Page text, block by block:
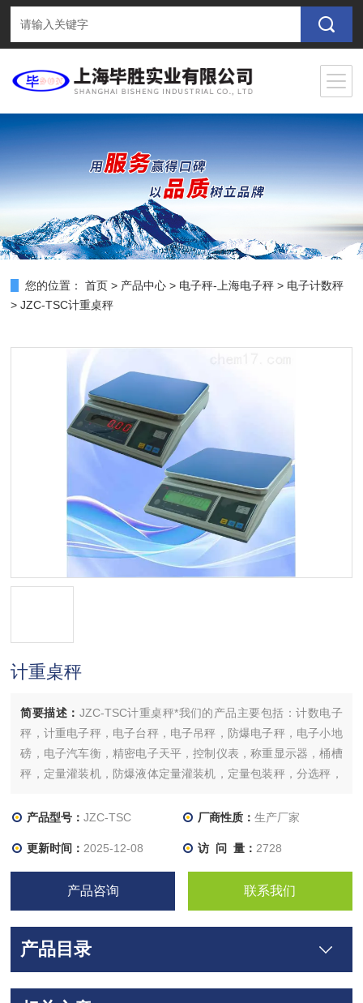
您的位置： 首页 > 产品中心 > 电子秤-上海电子秤 > 电子计数秤
> JZC-TSC计重桌秤
计重桌秤
简要描述： JZC-TSC计重桌秤*我们的产品主要包括：计数电子
秤，计重电子秤，电子台秤，电子吊秤，防爆电子秤，电子小地
磅，电子汽车衡，精密电子天平，控制仪表，称重显示器，桶槽
秤，定量灌装机，防爆液体定量灌装机，定量包装秤，分选秤，
传感器等等。
产品型号：JZC-TSC 厂商性质： 生产厂家
更新时间： 2025-12-08 访 问 量： 2728
产品咨询 联系我们
产品目录